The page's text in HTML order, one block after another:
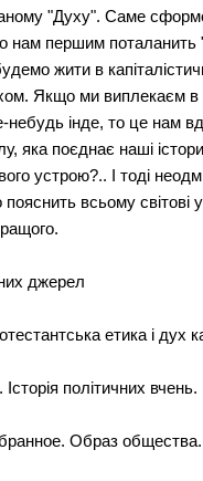
"Духу". Саме
нам першим поталанить
жити в
Якщо ми виплекаєм в
небудь інде, то це нам
яка поєднає наші
устрою?.. І тоді
пояснить всьому
джерел
етика і дух
політичних вчень.
Образ